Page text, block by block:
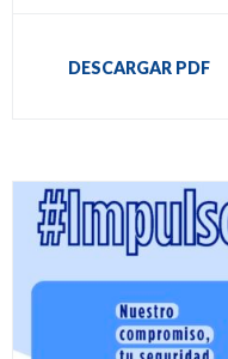
DESCARGAR PDF